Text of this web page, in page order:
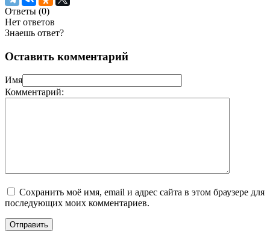
Ответы (0)
Нет ответов
Знаешь ответ?
Оставить комментарий
Имя
Комментарий:
Сохранить моё имя, email и адрес сайта в этом браузере для
последующих моих комментариев.